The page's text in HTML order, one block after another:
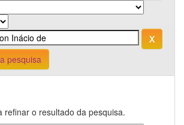
pesquisa
refinar o resultado da pesquisa.